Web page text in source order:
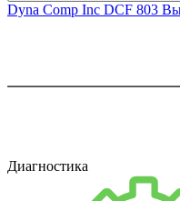
Dyna Comp Inc DCF 803
Диагностика